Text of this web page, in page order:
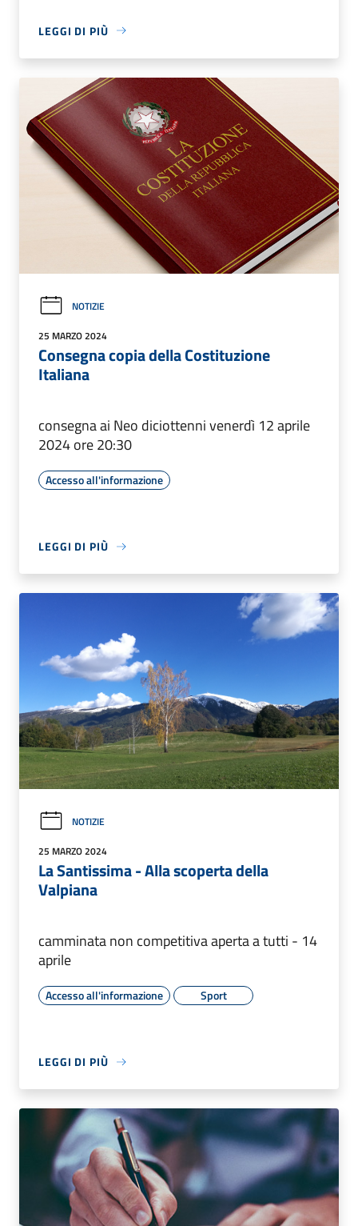
LEGGI DI PIÙ
NOTIZIE
25 MARZO 2024
Consegna copia della Costituzione
Italiana
consegna ai Neo diciottenni venerdì 12 aprile
2024 ore 20:30
Accesso all'informazione
LEGGI DI PIÙ
NOTIZIE
25 MARZO 2024
La Santissima - Alla scoperta della
Valpiana
camminata non competitiva aperta a tutti - 14
aprile
Accesso all'informazione Sport
LEGGI DI PIÙ